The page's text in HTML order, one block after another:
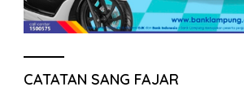
CATATAN SANG FAJAR